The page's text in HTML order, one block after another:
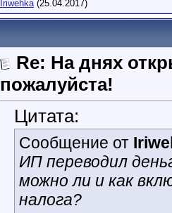
Iriwehka(25.04.2017)
Re: На днях
пожалуйста!
Цитата:
Сообщение от
ИП переводил
можно ли и как
налога?